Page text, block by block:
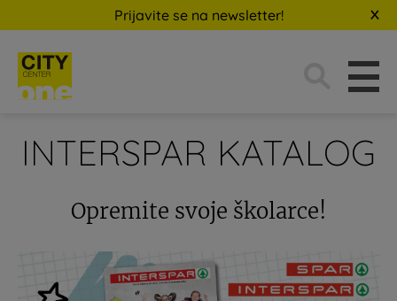
Prijavite se na newsletter!
INTERSPAR KATALOG
Opremite svoje školarce!